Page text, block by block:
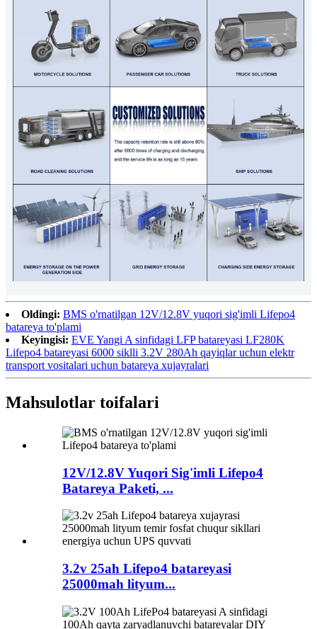
Oldingi: BMS o'rnatilgan 12V/12.8V yuqori sig'imli Lifepo4
batareya to'plami
Keyingisi: EVE Yangi A sinfidagi LFP batareyasi LF280K
Lifepo4 batareyasi 6000 siklli 3.2V 280Ah qayiqlar uchun elektr
transport vositalari uchun batareya xujayralari
Mahsulotlar toifalari
12V/12.8V Yuqori Sig'imli Lifepo4
Batareya Paketi, ...
3.2v 25ah Lifepo4 batareyasi
25000mah lityum...